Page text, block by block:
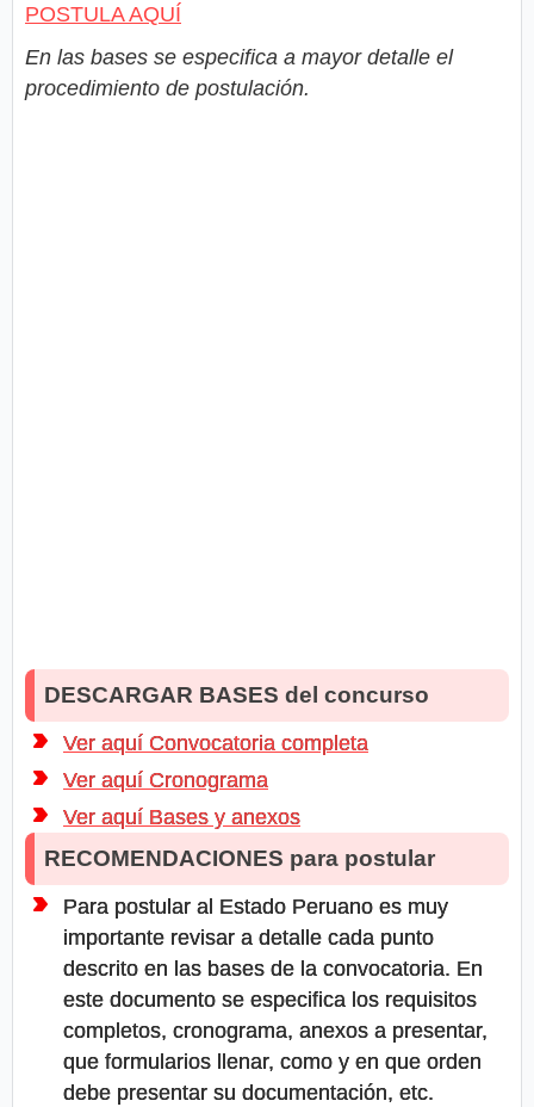
POSTULA AQUÍ
En las bases se especifica a mayor detalle el
procedimiento de postulación.
DESCARGAR BASES del concurso
Ver aquí Convocatoria completa
Ver aquí Cronograma
Ver aquí Bases y anexos
RECOMENDACIONES para postular
Para postular al Estado Peruano es muy
importante revisar a detalle cada punto
descrito en las bases de la convocatoria. En
este documento se especifica los requisitos
completos, cronograma, anexos a presentar,
que formularios llenar, como y en que orden
debe presentar su documentación, etc.